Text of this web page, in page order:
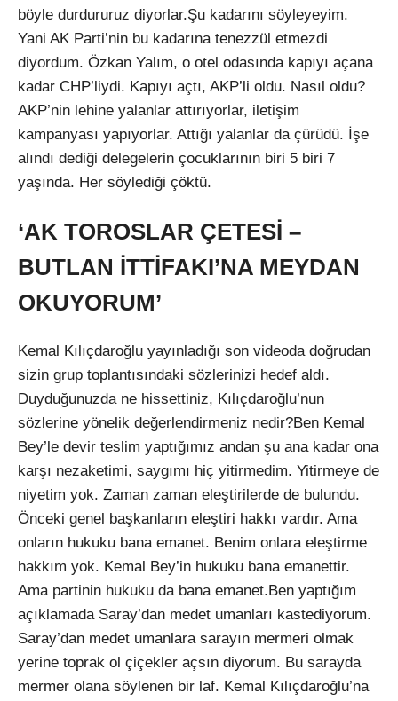
böyle durdururuz diyorlar.Şu kadarını söyleyeyim.
Yani AK Parti’nin bu kadarına tenezzül etmezdi
diyordum. Özkan Yalım, o otel odasında kapıyı açana
kadar CHP’liydi. Kapıyı açtı, AKP’li oldu. Nasıl oldu?
AKP’nin lehine yalanlar attırıyorlar, iletişim
kampanyası yapıyorlar. Attığı yalanlar da çürüdü. İşe
alındı dediği delegelerin çocuklarının biri 5 biri 7
yaşında. Her söylediği çöktü.
‘AK TOROSLAR ÇETESİ –
BUTLAN İTTİFAKI’NA MEYDAN
OKUYORUM’
Kemal Kılıçdaroğlu yayınladığı son videoda doğrudan
sizin grup toplantısındaki sözlerinizi hedef aldı.
Duyduğunuzda ne hissettiniz, Kılıçdaroğlu’nun
sözlerine yönelik değerlendirmeniz nedir?Ben Kemal
Bey’le devir teslim yaptığımız andan şu ana kadar ona
karşı nezaketimi, saygımı hiç yitirmedim. Yitirmeye de
niyetim yok. Zaman zaman eleştirilerde de bulundu.
Önceki genel başkanların eleştiri hakkı vardır. Ama
onların hukuku bana emanet. Benim onlara eleştirme
hakkım yok. Kemal Bey’in hukuku bana emanettir.
Ama partinin hukuku da bana emanet.Ben yaptığım
açıklamada Saray’dan medet umanları kastediyorum.
Saray’dan medet umanlara sarayın mermeri olmak
yerine toprak ol çiçekler açsın diyorum. Bu sarayda
mermer olana söylenen bir laf. Kemal Kılıçdaroğlu’na